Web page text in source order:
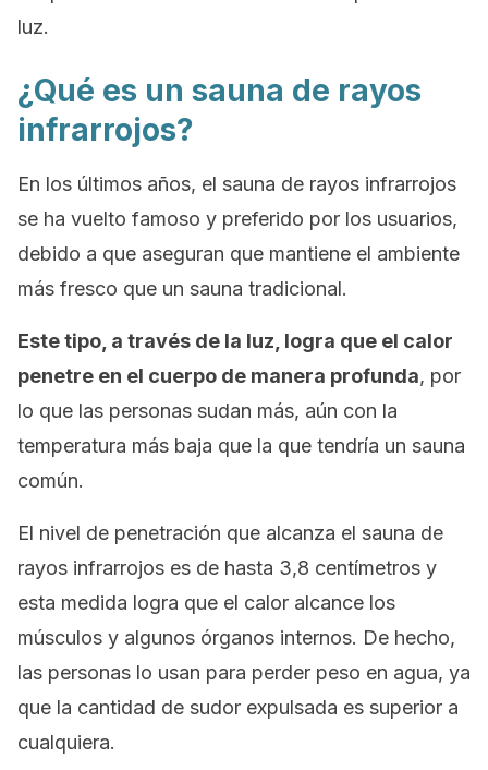
luz.
¿Qué es un sauna de rayos
infrarrojos?
En los últimos años, el sauna de rayos infrarrojos
se ha vuelto famoso y preferido por los usuarios,
debido a que aseguran que mantiene el ambiente
más fresco que un sauna tradicional.
Este tipo, a través de la luz, logra que el calor
penetre en el cuerpo de manera profunda, por
lo que las personas sudan más, aún con la
temperatura más baja que la que tendría un sauna
común.
El nivel de penetración que alcanza el sauna de
rayos infrarrojos es de hasta 3,8 centímetros y
esta medida logra que el calor alcance los
músculos y algunos órganos internos. De hecho,
las personas lo usan para perder peso en agua, ya
que la cantidad de sudor expulsada es superior a
cualquiera.